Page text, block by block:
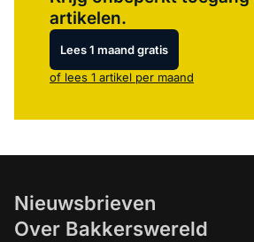
artikelen.
Lees 1 maand gratis
of lees 1 artikel per maand
Nieuwsbrieven
Over Bakkerswereld